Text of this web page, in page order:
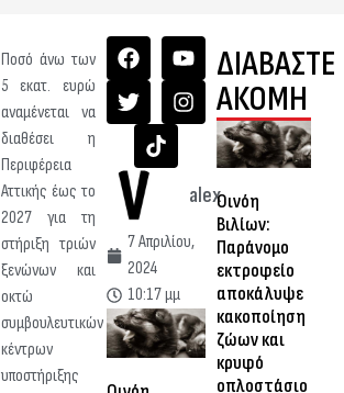
Ποσό άνω των
5 εκατ. ευρώ
αναμένεται να
διαθέσει η
Περιφέρεια
Αττικής έως το
2027 για τη
στήριξη τριών
ξενώνων και
οκτώ
συμβουλευτικών
κέντρων
υποστήριξης
alex
7 Απριλίου,
2024
10:17 μμ
ΔΙΑΒΑΣΤΕ
ΑΚΟΜΗ
Οινόη
Βιλίων:
Παράνομο
εκτροφείο
αποκάλυψε
κακοποίηση
ζώων και
κρυφό
οπλοστάσιο